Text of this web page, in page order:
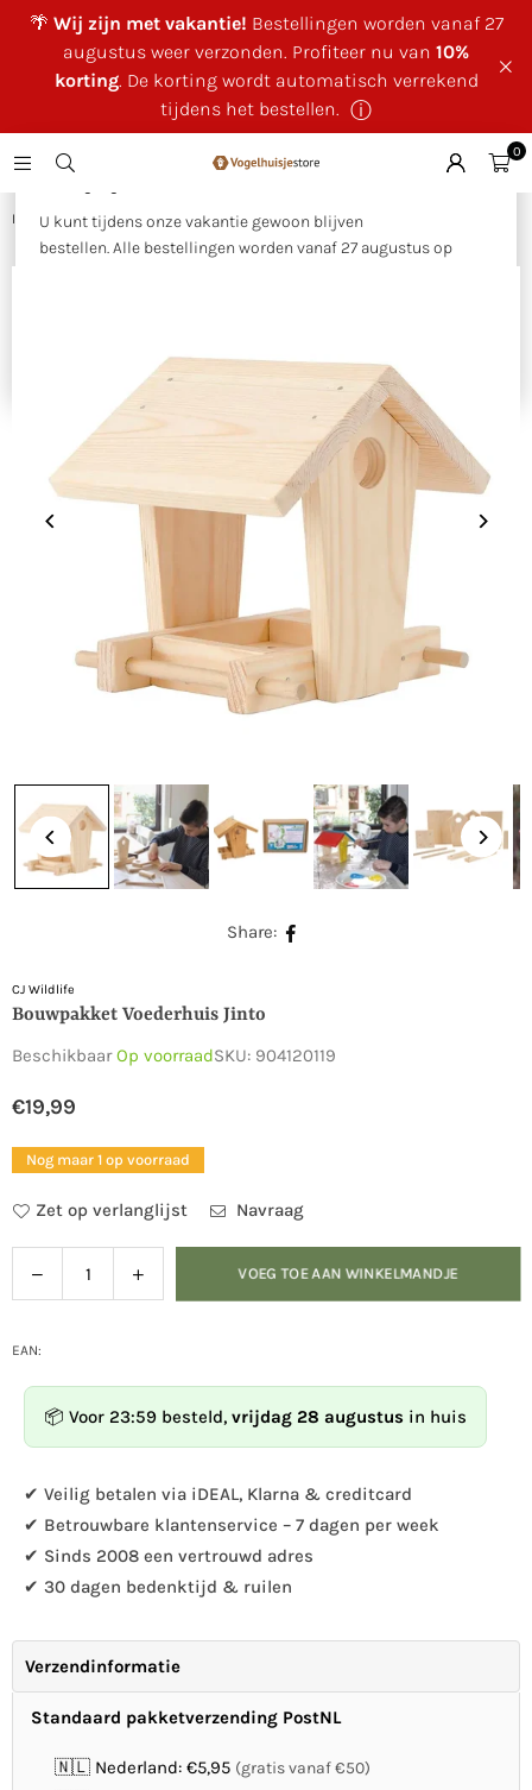
🌴 Wij zijn met vakantie! Bestellingen worden vanaf 27
augustus weer verzonden. Profiteer nu van 10%
korting. De korting wordt automatisch verrekend
tijdens het bestellen. ⓘ
×
U kunt tijdens onze vakantie gewoon blijven
bestellen. Alle bestellingen worden vanaf 27 augustus op
automatisch verrekend tijdens het bestellen.
0
Huis Bouwpakket voederhuis Jinto
Share:
CJ Wildlife
Bouwpakket Voederhuis Jinto
BeschikbaarOp voorraadSKU: 904120119
Normale
prijs
€19,99
Nog maar 1 op voorraad
Zet op verlanglijst Navraag
Hoeveelheid
Verlaag
de
voederhuis
Jinto
Verhoog
de
Jinto
VOEG TOE AAN WINKELMANDJE
EAN:
📦 Voor 23:59 besteld, vrijdag 28 augustus in huis
✔ Veilig betalen via iDEAL, Klarna & creditcard
✔ Betrouwbare klantenservice – 7 dagen per week
✔ Sinds 2008 een vertrouwd adres
✔ 30 dagen bedenktijd & ruilen
Verzendinformatie
Standaard pakketverzending PostNL
🇳🇱 Nederland: €5,95 (gratis vanaf €50)